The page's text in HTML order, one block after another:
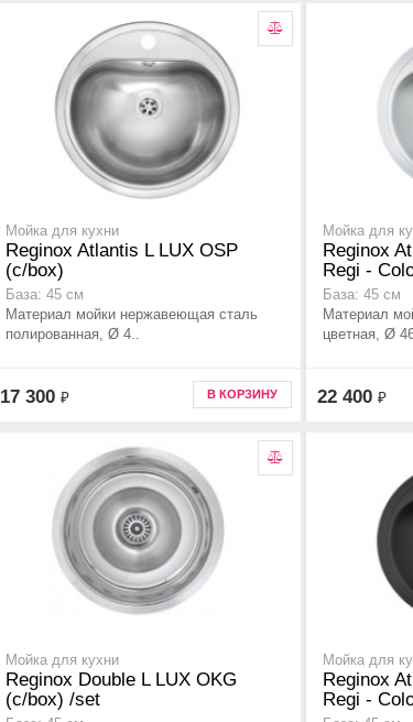
Мойка для кухни
Reginox Atlantis L LUX OSP
(c/box)
База: 45 см
Материал мойки нержавеющая сталь
полированная, Ø 4..
17 300 ₽ В КОРЗИНУ
Мойка для
Reginox
Regi -
База: 45 см
Материал
цветная, Ø
22 400 ₽
Мойка для кухни
Reginox Double L LUX OKG
(c/box) /set
Мойка для
Reginox
Regi -